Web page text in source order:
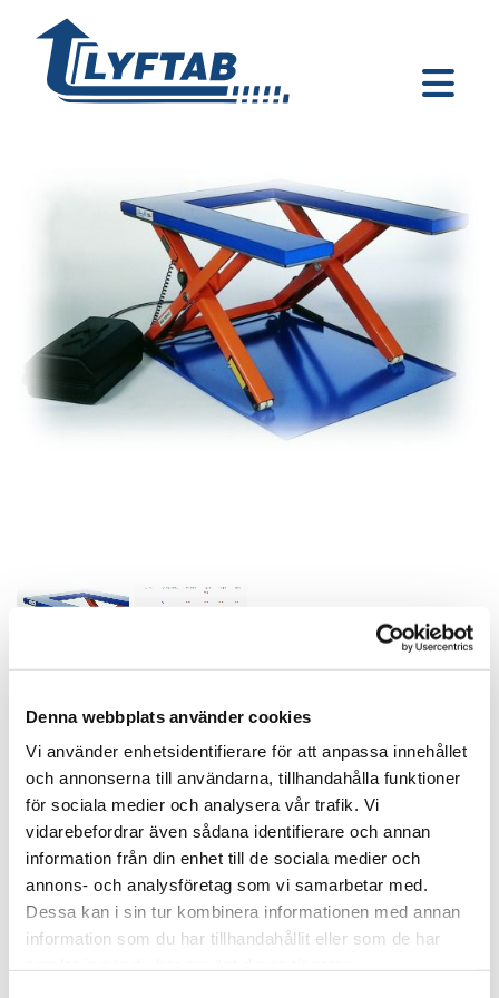
Denna webbplats använder cookies
Vi använder enhetsidentifierare för att anpassa innehållet
och annonserna till användarna, tillhandahålla funktioner
för sociala medier och analysera vår trafik. Vi
vidarebefordrar även sådana identifierare och annan
information från din enhet till de sociala medier och
annons- och analysföretag som vi samarbetar med.
Dessa kan i sin tur kombinera informationen med annan
information som du har tillhandahållit eller som de har
Lyftbord lågbyggda: 600 – 2000 kg
Offert
Lyftbord 600 – 2000 kg